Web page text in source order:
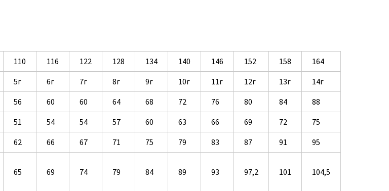
110 116 122 128 134 140 146 152 158
164
5г 6г 7г 8г 9г 10г 11г 12г 13г
14г
56 60 60 64 68 72 76 80 84
88
51 54 54 57 60 63 66 69 72
75
62 66 67 71 75 79 83 87 91
95
65 69 74 79 84 89 93 97,2 101 104,5